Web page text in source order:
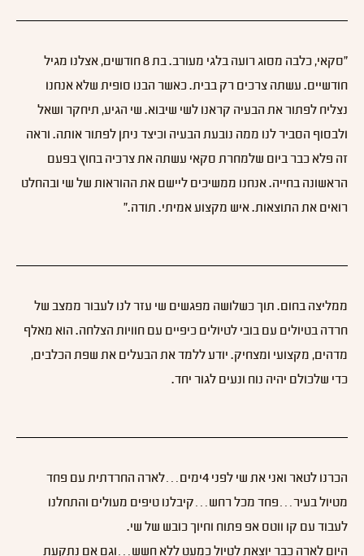
״סקאי, כלבה מסוג רועה בלגי מעורב. בת 8 חודשים, אצלנו מגיל
חודשיים. עשתה צרכים רק בבית. כאשר הבנו סופית שלא אנחנו
נצליח לפתור את הבעיה קראנו לשי שיבוא. שי הגיע, תיחקר ושאל
ולבסוף הסביר לנו ממה נובעת הבעיה וכיצד ניתן לפתור אותה. וראה
זה פלא כבר ביום שלמחרת סקאי עשתה את צרכיה בחוץ בפעם
הראשונה בחייה. אנחנו ממשיכים ליישם את ההוראות של שי ובהחלט
רואים את התוצאות. איש מקצוע אמיתי. תודה.״
ממליצה בחום. תוך כשלושה מפגשים שי עזר לנו לעבור ממצב של
חרדה בטיולים עם בובי לטיולים כיפיים עם חוויות הצלחה. הוא מאלף
מדהים, מקצועי ומצחיק. יודע ללמד את הבעלים את שפת הכלבים,
כדי שלכולם יהיה נוח ונעים לגור יחד.
הכרנו לטאר ואני את שי לפני 4ימים…לארה החרדתית עם פחד
מטיול בעיר…פחד מכל רחש…קיבלנו טיפים מעולים והתחלנו
לעבוד עם קו ווטס אפ פתוח וחיוך כובש של שי.
היום לארה כבר יוצאת לטיול כמעט ללא חשש…וגם אם נתקעת